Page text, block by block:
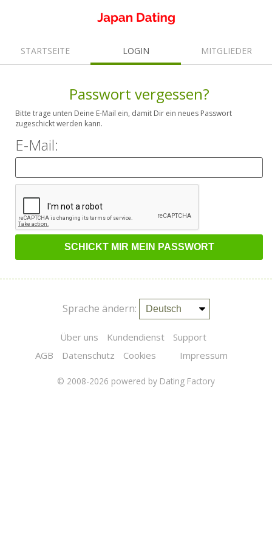
STARTSEITE LOGIN MITGLIEDER
Passwort vergessen?
Bitte trage unten Deine E-Mail ein, damit Dir ein neues Passwort
zugeschickt werden kann.
E-Mail:
Sprache ändern:
Über uns Kundendienst
Support
AGB
Datenschutz Cookies Impressum
© 2008-2026 powered by Dating Factory